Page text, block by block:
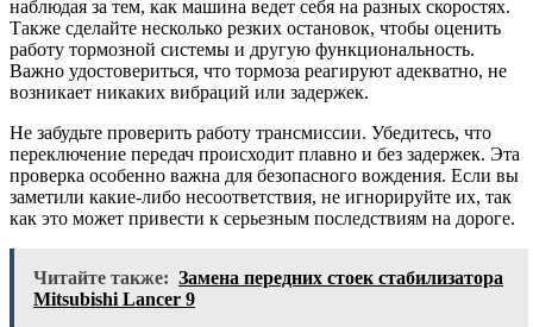
наблюдая за тем, как машина ведет себя на разных скоростях.
Также сделайте несколько резких остановок, чтобы оценить
работу тормозной системы и другую функциональность.
Важно удостовериться, что тормоза реагируют адекватно, не
возникает никаких вибраций или задержек.
Не забудьте проверить работу трансмиссии. Убедитесь, что
переключение передач происходит плавно и без задержек. Эта
проверка особенно важна для безопасного вождения. Если вы
заметили какие-либо несоответствия, не игнорируйте их, так
как это может привести к серьезным последствиям на дороге.
Читайте также: Замена передних стоек стабилизатора
Mitsubishi Lancer 9